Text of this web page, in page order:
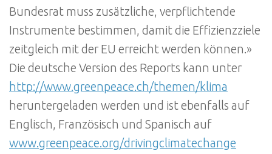
Bundesrat muss zusätzliche, verpflichtende
Instrumente bestimmen, damit die Effizienzziele
zeitgleich mit der EU erreicht werden können.»
Die deutsche Version des Reports kann unter
http://www.greenpeace.ch/themen/klima
heruntergeladen werden und ist ebenfalls auf
Englisch, Französisch und Spanisch auf
www.greenpeace.org/drivingclimatechange